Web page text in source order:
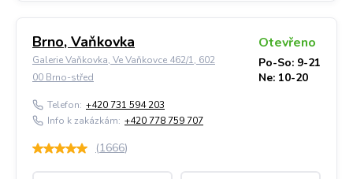
Brno, Vaňkovka
Galerie Vaňkovka, Ve Vaňkovce 462/1, 602
00 Brno-střed
Otevřeno
Po-So: 9-21
Ne: 10-20
Telefon: +420 731 594 203
Info k zakázkám: +420 778 759 707
(1666)